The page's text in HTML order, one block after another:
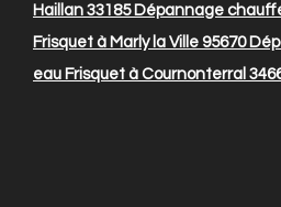
Haillan 33185Dépannage
Frisquet à Marly la Ville 95670
eau Frisquet à Cournonterral